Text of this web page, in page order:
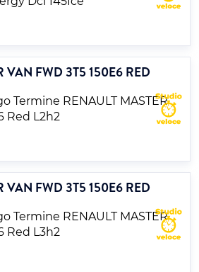
VAN FWD 3T5 150E6 RED
VAN FWD 3T5 150E6 RED